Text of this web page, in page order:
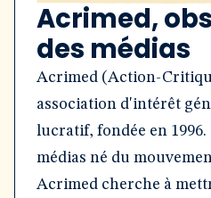
Acrimed,
des médias
Acrimed (Action-
association d'intérêt
lucratif, fondée en 1996.
médias né du
Acrimed cherche à